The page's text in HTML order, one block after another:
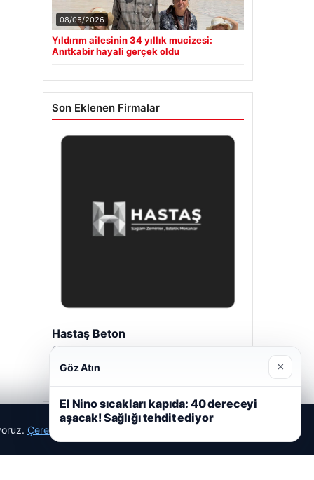
08/05/2026
Yıldırım ailesinin 34 yıllık mucizesi:
Anıtkabir hayali gerçek oldu
Son Eklenen Firmalar
Hastaş Beton
05/26/2026
Çerez Politikamız
Göz Atın ×
El Nino sıcakları kapıda: 40 dereceyi
aşacak! Sağlığı tehdit ediyor